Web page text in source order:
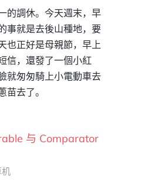
的調休。今天週末，早
事就是去後山種地，要
也正好是母親節，早上
信，還發了一個小紅
就匆匆騎上小電動車去
苗去了。
与 Comparator